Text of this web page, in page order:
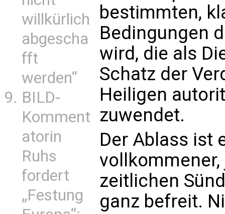
willkürlich
abgescha
fft
werden“
BILD-
Komment
atorin
Ruhs
fordert
„Festung
bestimmten,
Bedingungen
wird, die als
Schatz der
Heiligen
zuwendet.
Der Ablass ist
zeitlichen
ganz befreit.